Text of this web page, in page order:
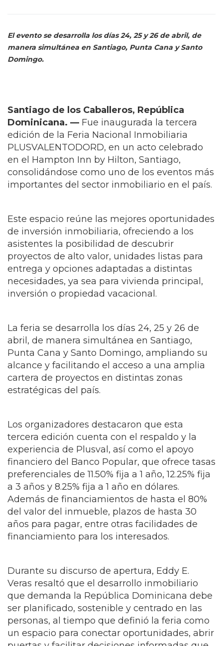
El evento se desarrolla los días 24, 25 y 26 de abril, de
manera simultánea en Santiago, Punta Cana y Santo
Domingo.
Santiago de los Caballeros, República
Dominicana. — Fue inaugurada la tercera
edición de la Feria Nacional Inmobiliaria
PLUSVALENTODORD, en un acto celebrado
en el Hampton Inn by Hilton, Santiago,
consolidándose como uno de los eventos más
importantes del sector inmobiliario en el país.
Este espacio reúne las mejores oportunidades
de inversión inmobiliaria, ofreciendo a los
asistentes la posibilidad de descubrir
proyectos de alto valor, unidades listas para
entrega y opciones adaptadas a distintas
necesidades, ya sea para vivienda principal,
inversión o propiedad vacacional.
La feria se desarrolla los días 24, 25 y 26 de
abril, de manera simultánea en Santiago,
Punta Cana y Santo Domingo, ampliando su
alcance y facilitando el acceso a una amplia
cartera de proyectos en distintas zonas
estratégicas del país.
Los organizadores destacaron que esta
tercera edición cuenta con el respaldo y la
experiencia de Plusval, así como el apoyo
financiero del Banco Popular, que ofrece tasas
preferenciales de 11.50% fija a 1 año, 12.25% fija
a 3 años y 8.25% fija a 1 año en dólares.
Además de financiamientos de hasta el 80%
del valor del inmueble, plazos de hasta 30
años para pagar, entre otras facilidades de
financiamiento para los interesados.
Durante su discurso de apertura, Eddy E.
Veras resaltó que el desarrollo inmobiliario
que demanda la República Dominicana debe
ser planificado, sostenible y centrado en las
personas, al tiempo que definió la feria como
un espacio para conectar oportunidades, abrir